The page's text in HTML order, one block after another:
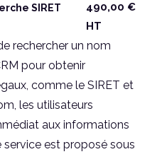
SIRET
490,00€
HT
rechercher un nom
pour obtenir
comme le SIRET et
les utilisateurs
aux informations
service est proposé sous